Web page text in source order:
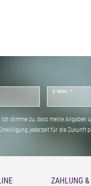
E-MAIL *
stimme zu, dass meine
jederzeit für die Zukunft
ZAHLUNG